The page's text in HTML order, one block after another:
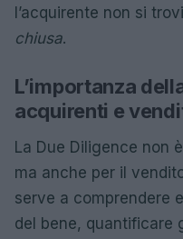
l’acquirente non si
chiusa.
L’importanza
acquirenti e
La Due Diligence non
ma anche per il
serve a comprendere
del bene, quantificare